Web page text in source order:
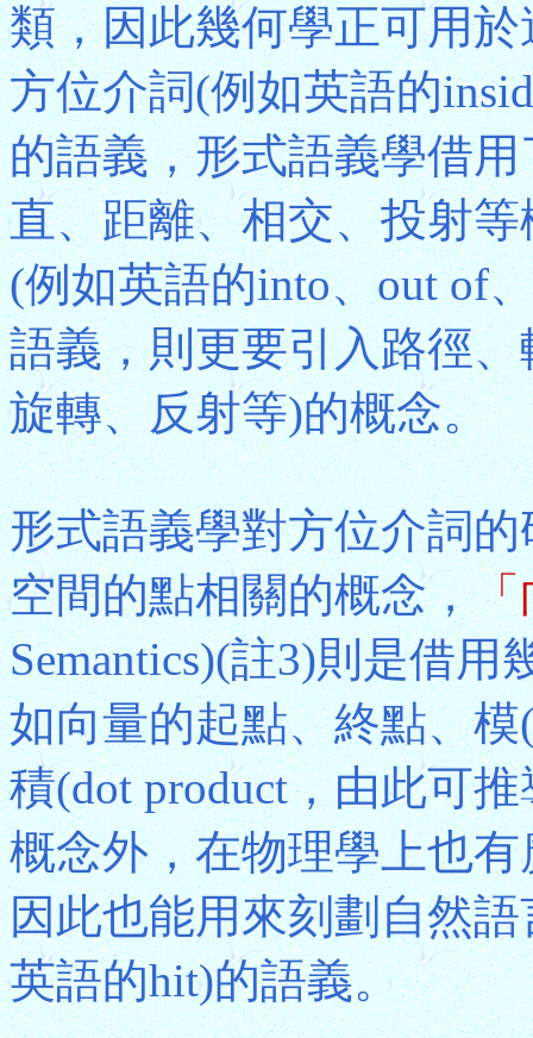
類，因此幾何學正可用
方位介詞(例如英語的
的語義，形式語義學借
直、距離、相交、投射
(例如英語的into、out of
語義，則更要引入路徑
旋轉、反射等)的概念。
形式語義學對方位介詞
空間的點相關的概念，「
Semantics)(註3)則是借
如向量的起點、終點、
積(dot product，由此可
概念外，在物理學上也
因此也能用來刻劃自然
英語的hit)的語義。